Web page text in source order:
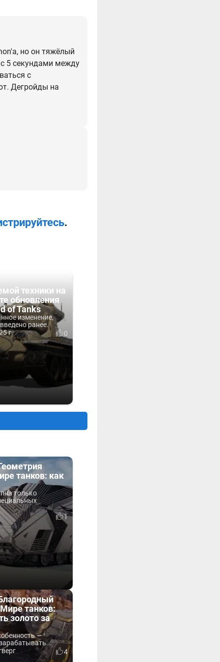
но он тяжёлый
с 5 секундами между
с
Дегройды на
.
техники на
обновления
of Tanks
изменение,
ранее.
г.
0
танков: как
только
1
танков:
золото за
—
4